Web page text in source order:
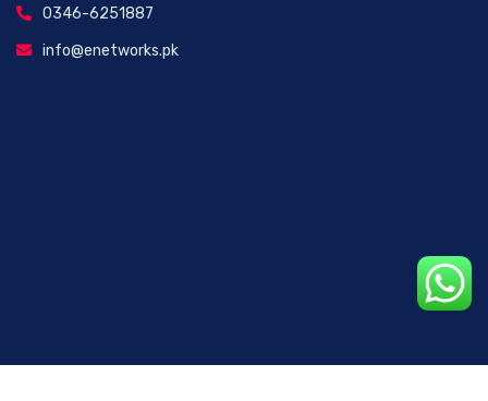
0346-6251887
info@enetworks.pk